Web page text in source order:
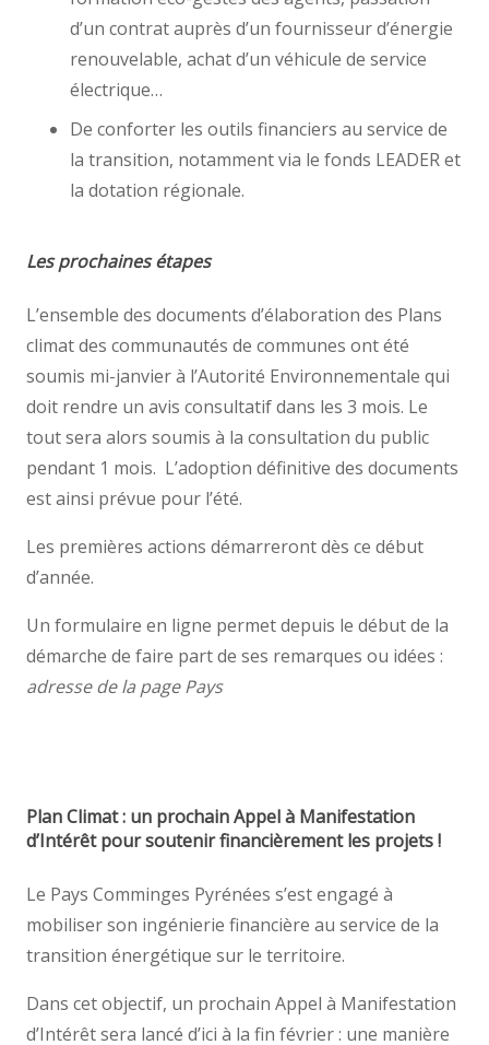
d’un contrat auprès d’un fournisseur d’énergie
renouvelable, achat d’un véhicule de service
électrique…
De conforter les outils financiers au service de
la transition, notamment via le fonds LEADER et
la dotation régionale.
Les prochaines étapes
L’ensemble des documents d’élaboration des Plans
climat des communautés de communes ont été
soumis mi-janvier à l’Autorité Environnementale qui
doit rendre un avis consultatif dans les 3 mois. Le
tout sera alors soumis à la consultation du public
pendant 1 mois. L’adoption définitive des documents
est ainsi prévue pour l’été.
Les premières actions démarreront dès ce début
d’année.
Un formulaire en ligne permet depuis le début de la
démarche de faire part de ses remarques ou idées :
adresse de la page Pays
Plan Climat : un prochain Appel à Manifestation
d’Intérêt pour soutenir financièrement les projets !
Le Pays Comminges Pyrénées s’est engagé à
mobiliser son ingénierie financière au service de la
transition énergétique sur le territoire.
Dans cet objectif, un prochain Appel à Manifestation
d’Intérêt sera lancé d’ici à la fin février : une manière